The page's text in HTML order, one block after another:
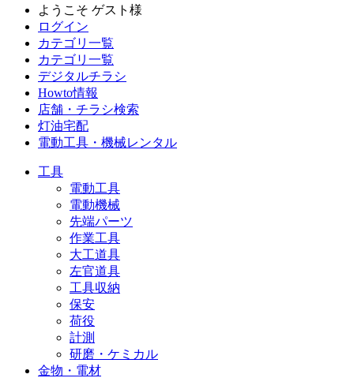
ようこそ ゲスト様
ログイン
カテゴリ一覧
カテゴリ一覧
デジタルチラシ
Howto情報
店舗・チラシ検索
灯油宅配
電動工具・機械レンタル
工具
電動工具
電動機械
先端パーツ
作業工具
大工道具
左官道具
工具収納
保安
荷役
計測
研磨・ケミカル
金物・電材